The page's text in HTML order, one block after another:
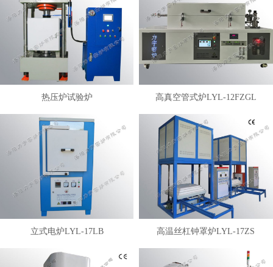
热压炉试验炉 高真空管式炉LYL-12FZGL
立式电炉LYL-17LB 高温丝杠钟罩炉LYL-17ZS